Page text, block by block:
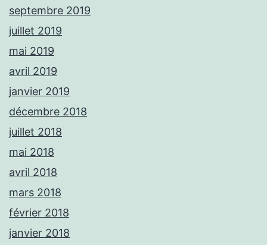
septembre 2019
juillet 2019
mai 2019
avril 2019
janvier 2019
décembre 2018
juillet 2018
mai 2018
avril 2018
mars 2018
février 2018
janvier 2018